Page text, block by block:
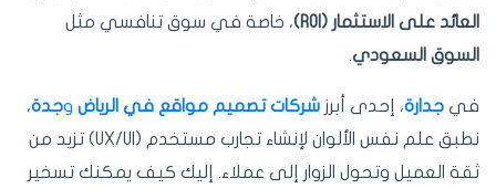
العائد على الاستثمار (ROI)
، خاصة في سوق تنافسي مثل
السوق السعودي.
في جدارة، إحدى أبرز شركات تصميم مواقع في الرياض وجدة،
نطبق علم نفس الألوان لإنشاء تجارب مستخدم (UX/UI) تزيد من
ثقة العميل وتحول الزوار إلى عملاء. إليك كيف يمكنك تسخير